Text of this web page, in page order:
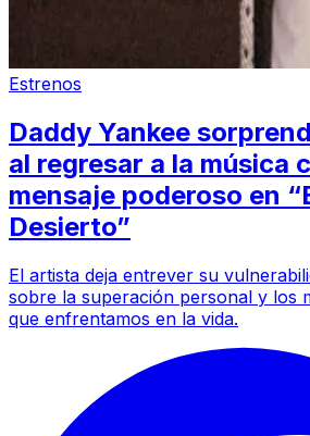
Estrenos
Daddy Yankee
al regresar a la música
mensaje poderoso en
Desierto”
El artista deja entrever su
sobre la superación personal y los
que enfrentamos en la vida.